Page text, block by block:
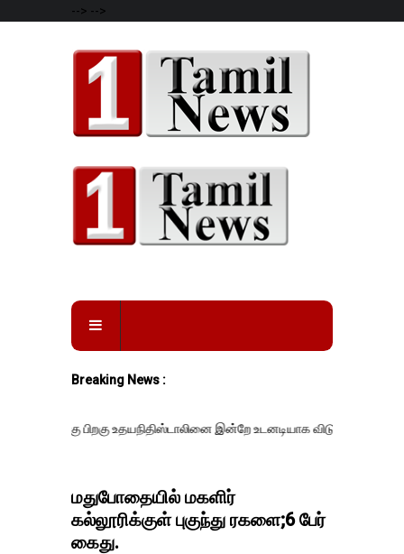
--> -->
Breaking News :
உதயநிதிஸ்டாலினை இன்றே உடனடியாக விடுவிக்கப்பட வேண்.
மதுபோதையில் மகளிர்
கல்லூரிக்குள் புகுந்து ரகளை;6 பேர்
கைது.